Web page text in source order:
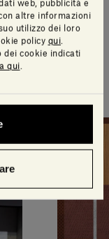
web, pubblicità e
altre informazioni
utilizzo dei loro
policy qui.
dei cookie indicati
qui.